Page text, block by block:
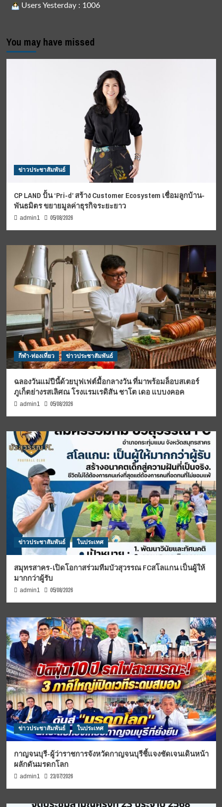
Users Yesterday : 1006
You may have missed
ข่าวประชาสัมพันธ์
CP LAND ปั้น ‘Pri-d’ สร้าง Customer Ecosystem เชื่อมลูกบ้าน-
พันธมิตร ขยายมูลค่าธุรกิจระยะยาว
admin1 05/08/2026
กีฬา-ท่องเที่ยว ข่าวประชาสัมพันธ์
ฉลองวันแม่ปีนี้ด้วยบุฟเฟต์มื้อกลางวัน ที่มาพร้อมล็อบสเตอร์
ภูเก็ตย่างรสเลิศณ โรงแรมเรดิสัน ชาโต เดอ แบบงคอค
admin1 05/08/2026
ข่าวประชาสัมพันธ์ ในประเทศ
สมุทรสาคร-เปิดโอกาสร่วมทีมบัวสุวรรณ FCสโลแกน เป็นผู้ให้
มากกว่าผู้รับ
admin1 05/08/2026
ข่าวประชาสัมพันธ์ ในประเทศ
กาญจนบุรี-ผู้ว่าราชการจังหวัดกาญจนบุรีชี้แจงชัดเจนเดินหน้า
ผลักดันมรดกโลก
admin1 23/07/2026